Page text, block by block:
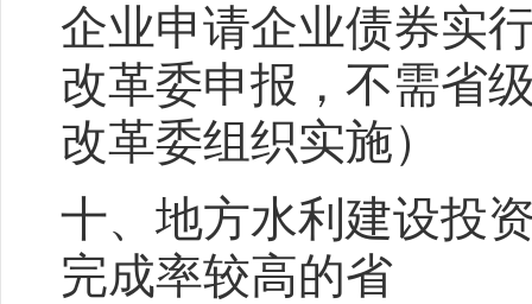
企业申请企业债券实
改革委申报，不需省
改革委组织实施）
十、地方水利建设投
完成率较高的省